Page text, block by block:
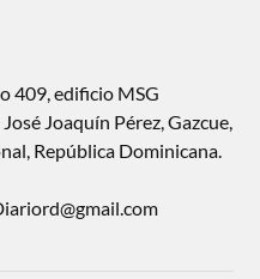
409, edificio MSG
Joaquín Pérez, Gazcue,
República Dominicana.